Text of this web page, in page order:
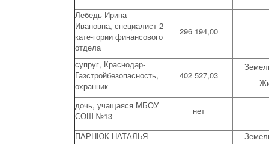
Лебедь Ирина
Ивановна, специалист 2
кате-гории финансового
отдела
296 194,00
супруг, Краснодар-
Газстройбезопасность,
охранник
402 527,03
дочь, учащаяся МБОУ
СОШ №13
нет
ПАРНЮК НАТАЛЬЯ